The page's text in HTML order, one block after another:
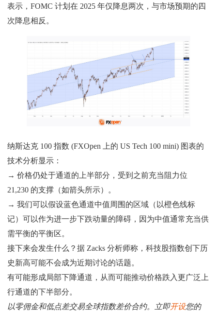
表示，FOMC 计划在 2025 年仅降息两次，与市场预期的四
次降息相反。
纳斯达克 100 指数 (FXOpen 上的 US Tech 100 mini) 图表的
技术分析显示：
→ 价格仍处于通道的上半部分，受到之前充当阻力位
21,230 的支撑（如箭头所示）。
→ 我们可以假设蓝色通道中值周围的区域（以橙色线标
记）可以作为进一步下跌动量的障碍，因为中值通常充当供
需平衡的平衡区。
接下来会发生什么？据 Zacks 分析师称，科技股指数创下历
史新高可能不会成为近期讨论的话题。
有可能形成局部下降通道，从而可能推动价格跌入更广泛上
行通道的下半部分。
以零佣金和低点差交易全球指数差价合约。立即开设您的